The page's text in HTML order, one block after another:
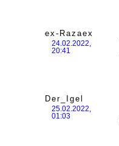
ex-Razaex
24.02.2022,
20:41
Der_Igel
25.02.2022,
01:03